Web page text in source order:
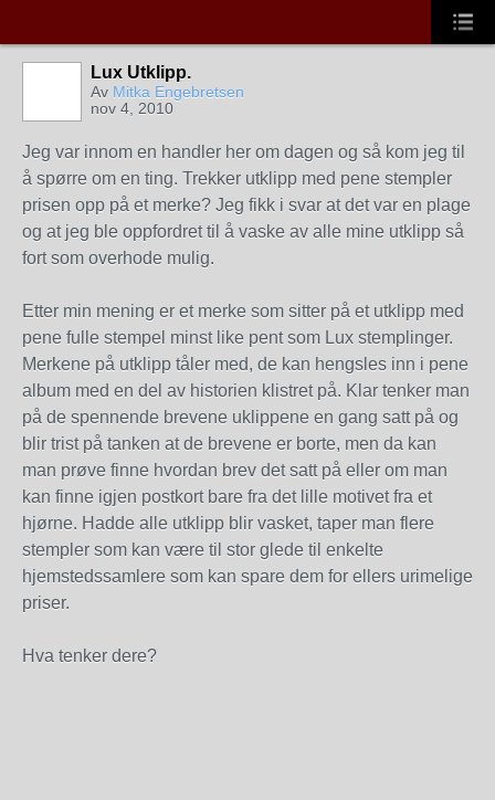
Lux Utklipp.
Av Mitka Engebretsen
nov 4, 2010
Jeg var innom en handler her om dagen og så kom jeg til
å spørre om en ting. Trekker utklipp med pene stempler
prisen opp på et merke? Jeg fikk i svar at det var en plage
og at jeg ble oppfordret til å vaske av alle mine utklipp så
fort som overhode mulig.
Etter min mening er et merke som sitter på et utklipp med
pene fulle stempel minst like pent som Lux stemplinger.
Merkene på utklipp tåler med, de kan hengsles inn i pene
album med en del av historien klistret på. Klar tenker man
på de spennende brevene uklippene en gang satt på og
blir trist på tanken at de brevene er borte, men da kan
man prøve finne hvordan brev det satt på eller om man
kan finne igjen postkort bare fra det lille motivet fra et
hjørne. Hadde alle utklipp blir vasket, taper man flere
stempler som kan være til stor glede til enkelte
hjemstedssamlere som kan spare dem for ellers urimelige
priser.
Hva tenker dere?